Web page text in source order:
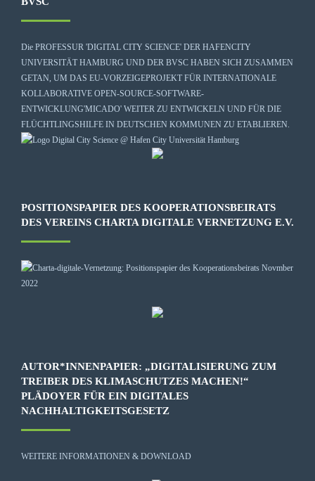
Die PROFESSUR 'DIGITAL CITY SCIENCE' DER HAFENCITY
UNIVERSITÄT HAMBURG UND DER BVSC HABEN SICH ZUSAMMEN
GETAN, UM DAS EU-VORZEIGEPROJEKT FÜR INTERNATIONALE
KOLLABORATIVE OPEN-SOURCE-SOFTWARE-
ENTWICKLUNG'MICADO' WEITER ZU ENTWICKELN UND FÜR DIE
FLÜCHTLINGSHILFE IN DEUTSCHEN KOMMUNEN ZU ETABLIEREN.
POSITIONSPAPIER DES KOOPERATIONSBEIRATS
DES VEREINS CHARTA DIGITALE VERNETZUNG E.V.
AUTOR*INNENPAPIER: „DIGITALISIERUNG ZUM
TREIBER DES KLIMASCHUTZES MACHEN!“
PLÄDOYER FÜR EIN DIGITALES
NACHHALTIGKEITSGESETZ
WEITERE INFORMATIONEN & DOWNLOAD